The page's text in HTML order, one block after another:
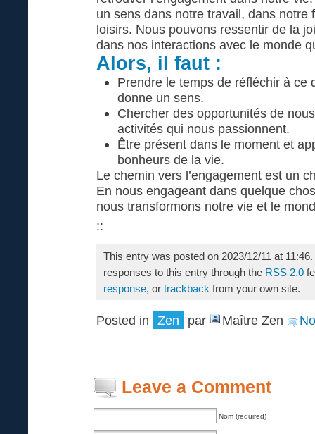
un sens dans notre travail, dans notre
loisirs. Nous pouvons ressentir de la
dans nos interactions avec le monde
Alors, il faut :
Prendre le temps de réfléchir à ce
donne un sens.
Chercher des opportunités de
activités qui nous passionnent.
Être présent dans le moment et
bonheurs de la vie.
Le chemin vers l’engagement est un
En nous engageant dans quelque
nous transformons notre vie et le
::
This entry was posted on 2023/12/11 at
responses to this entry through the RSS 2.0
response, or trackback from your own site.
Posted in Zen par Maître Zen
Leave a Comment
Nom (required)